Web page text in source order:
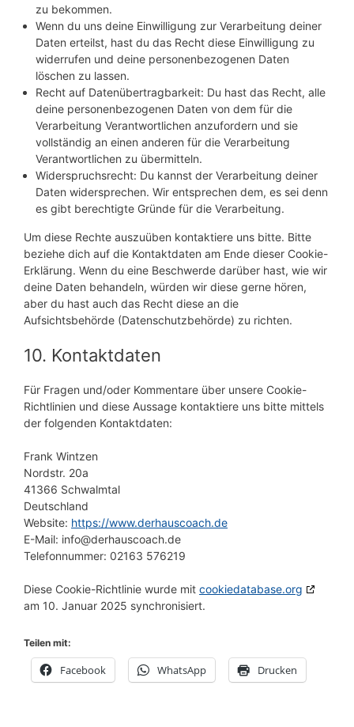
zu bekommen.
Wenn du uns deine Einwilligung zur Verarbeitung deiner
Daten erteilst, hast du das Recht diese Einwilligung zu
widerrufen und deine personenbezogenen Daten
löschen zu lassen.
Recht auf Datenübertragbarkeit: Du hast das Recht, alle
deine personenbezogenen Daten von dem für die
Verarbeitung Verantwortlichen anzufordern und sie
vollständig an einen anderen für die Verarbeitung
Verantwortlichen zu übermitteln.
Widerspruchsrecht: Du kannst der Verarbeitung deiner
Daten widersprechen. Wir entsprechen dem, es sei denn
es gibt berechtigte Gründe für die Verarbeitung.
Um diese Rechte auszuüben kontaktiere uns bitte. Bitte
beziehe dich auf die Kontaktdaten am Ende dieser Cookie-
Erklärung. Wenn du eine Beschwerde darüber hast, wie wir
deine Daten behandeln, würden wir diese gerne hören,
aber du hast auch das Recht diese an die
Aufsichtsbehörde (Datenschutzbehörde) zu richten.
10. Kontaktdaten
Für Fragen und/oder Kommentare über unsere Cookie-
Richtlinien und diese Aussage kontaktiere uns bitte mittels
der folgenden Kontaktdaten:
Frank Wintzen
Nordstr. 20a
41366 Schwalmtal
Deutschland
Website: https://www.derhauscoach.de
E-Mail: info@derhauscoach.de
Telefonnummer: 02163 576219
Diese Cookie-Richtlinie wurde mit cookiedatabase.org
am 10. Januar 2025 synchronisiert.
Teilen mit:
Facebook WhatsApp Drucken